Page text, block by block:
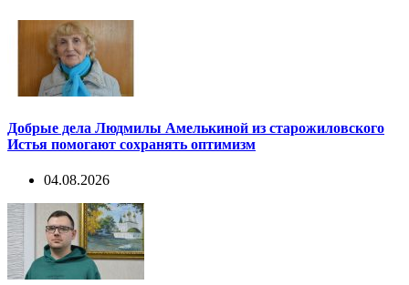
Добрые дела Людмилы Амелькиной из старожиловского
Истья помогают сохранять оптимизм
04.08.2026